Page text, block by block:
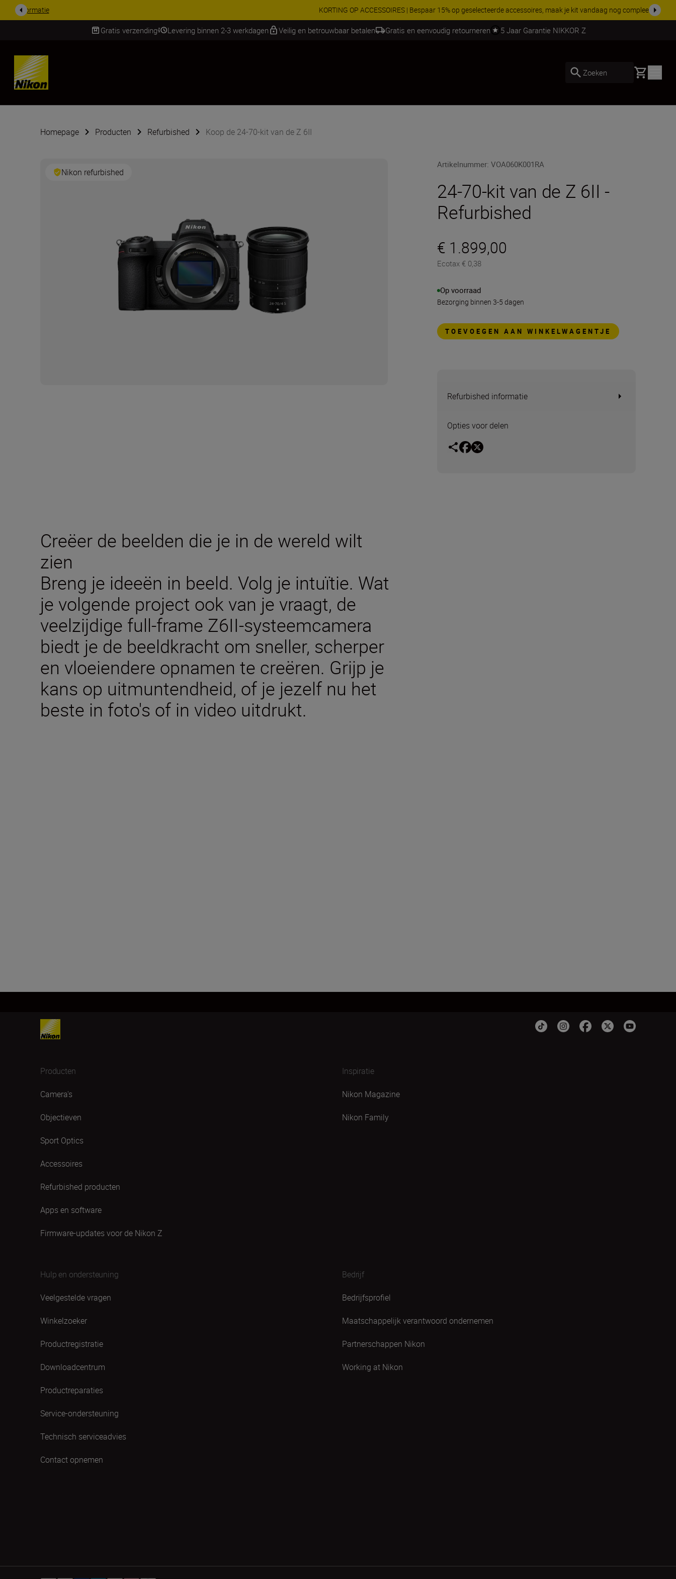
KORTING OP ACCESSOIRES | Bespaar 15% op geselecteerde accessoires, maak je kit vandaag nog compleetKoop nu
Gratis verzending Levering binnen 2-3 werkdagen Veilig en betrouwbaar betalen Gratis en eenvoudig retourneren 5 Jaar Garantie NIKKOR Z
SKIP
Zoeken Basket
Homepage Producten Refurbished Koop de 24-70-kit van de Z 6II
Nikon refurbished
Artikelnummer:VOA060K001RA
24-70-kit van de Z 6II -
Refurbished
€ 1.899,00
Ecotax € 0,38
Op voorraad
Bezorging binnen 3-5 dagen
TOEVOEGEN AAN WINKELWAGENTJE
Refurbished informatie
Opties voor delen
Creëer de beelden die je in de wereld wilt
zien
Breng je ideeën in beeld. Volg je intuïtie. Wat
je volgende project ook van je vraagt, de
veelzijdige full-frame Z6II-systeemcamera
biedt je de beeldkracht om sneller, scherper
en vloeiendere opnamen te creëren. Grijp je
kans op uitmuntendheid, of je jezelf nu het
beste in foto's of in video uitdrukt.
Producten
Camera's
Objectieven
Sport Optics
Accessoires
Refurbished producten
Apps en software
Firmware-updates voor de Nikon Z
Inspiratie
Nikon Magazine
Nikon Family
Hulp en ondersteuning
Veelgestelde vragen
Winkelzoeker
Productregistratie
Downloadcentrum
Productreparaties
Service-ondersteuning
Technisch serviceadvies
Contact opnemen
Bedrijf
Bedrijfsprofiel
Maatschappelijk verantwoord ondernemen
Partnerschappen Nikon
Working at Nikon